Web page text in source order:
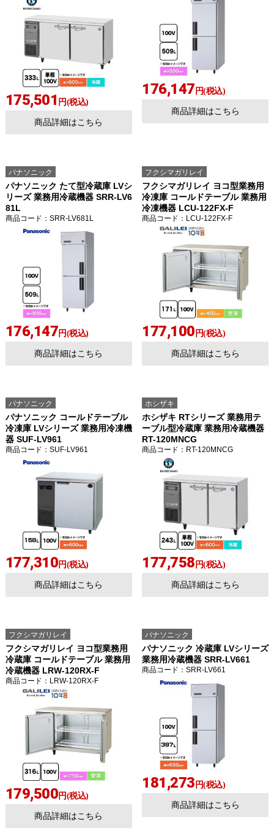
175,501 円(税込)
商品詳細はこちら
176,147 円(税込)
商品詳細はこちら
パナソニック
パナソニック たて型冷蔵庫 LVシ
リーズ 業務用冷蔵機器 SRR-LV6
81L
商品コード ：SRR-LV681L
176,147円(税込)
商品詳細はこちら
フクシマガリレイ
フクシマガリレイ ヨコ型業務用
冷凍庫 コールドテーブル 業務用
冷凍機器 LCU-122FX-F
商品コード ：LCU-122FX-F
177,100 円(税込)
商品詳細はこちら
パナソニック
パナソニック コールドテーブル
冷凍庫 LVシリーズ 業務用冷凍機
器 SUF-LV961
商品コード ：SUF-LV961
177,310円(税込)
商品詳細はこちら
ホシザキ
ホシザキ RTシリーズ 業務用テ
ーブル型冷蔵庫 業務用冷蔵機器
RT-120MNCG
商品コード ：RT-120MNCG
177,758 円(税込)
商品詳細はこちら
フクシマガリレイ
フクシマガリレイ ヨコ型業務用
冷蔵庫 コールドテーブル 業務用
冷蔵機器 LRW-120RX-F
商品コード ：LRW-120RX-F
179,500円(税込)
商品詳細はこちら
パナソニック
パナソニック 冷蔵庫 LVシリーズ
業務用冷蔵機器 SRR-LV661
商品コード ：SRR-LV661
181,273 円(税込)
商品詳細はこちら